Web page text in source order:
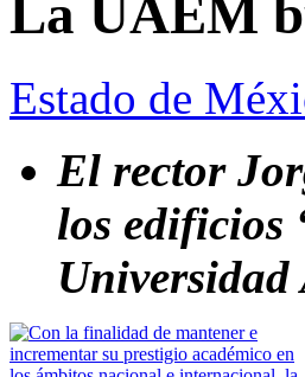
La UAEM
Estado de
El rector
los edificios
Universidad